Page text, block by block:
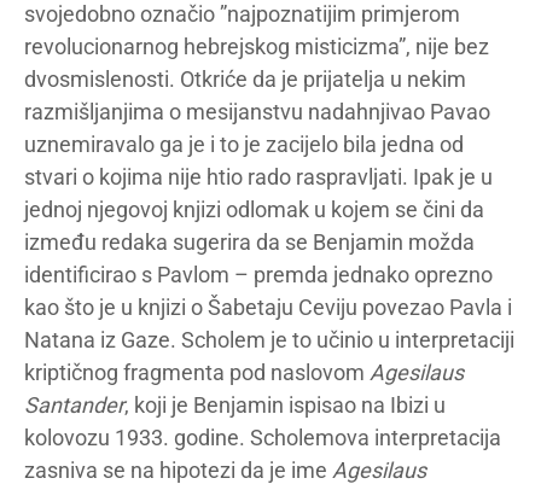
svojedobno označio ”najpoznatijim primjerom
revolucionarnog hebrejskog misticizma”, nije bez
dvosmislenosti. Otkriće da je prijatelja u nekim
razmišljanjima o mesijanstvu nadahnjivao Pavao
uznemiravalo ga je i to je zacijelo bila jedna od
stvari o kojima nije htio rado raspravljati. Ipak je u
jednoj njegovoj knjizi odlomak u kojem se čini da
između redaka sugerira da se Benjamin možda
identificirao s Pavlom – premda jednako oprezno
kao što je u knjizi o Šabetaju Ceviju povezao Pavla i
Natana iz Gaze. Scholem je to učinio u interpretaciji
kriptičnog fragmenta pod naslovom Agesilaus
Santander, koji je Benjamin ispisao na Ibizi u
kolovozu 1933. godine. Scholemova interpretacija
zasniva se na hipotezi da je ime Agesilaus